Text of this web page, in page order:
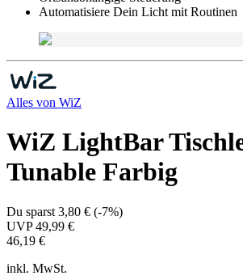
Automatisiere Dein Licht mit Routinen
Alles von WiZ
WiZ LightBar
Tunable Farbig
Du sparst 3,80 € (-7%)
UVP49,99 €
46,19 €
inkl. MwSt.